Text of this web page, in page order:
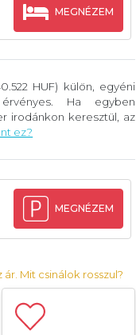
MEGNÉZEM
HUF) külön, egyéni
Ha egyben
irodánkon keresztül, az
ez?
MEGNÉZEM
ár. Mit csinálok rosszul?